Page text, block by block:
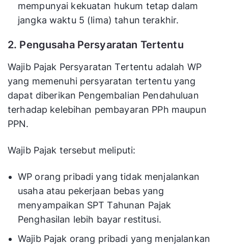
mempunyai kekuatan hukum tetap dalam
jangka waktu 5 (lima) tahun terakhir.
2. Pengusaha Persyaratan Tertentu
Wajib Pajak Persyaratan Tertentu adalah WP
yang memenuhi persyaratan tertentu yang
dapat diberikan Pengembalian Pendahuluan
terhadap kelebihan pembayaran PPh maupun
PPN.
Wajib Pajak tersebut meliputi:
WP orang pribadi yang tidak menjalankan
usaha atau pekerjaan bebas yang
menyampaikan SPT Tahunan Pajak
Penghasilan lebih bayar restitusi.
Wajib Pajak orang pribadi yang menjalankan